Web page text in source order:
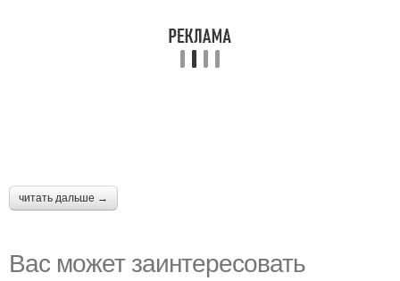
читать дальше →
Вас может заинтересовать